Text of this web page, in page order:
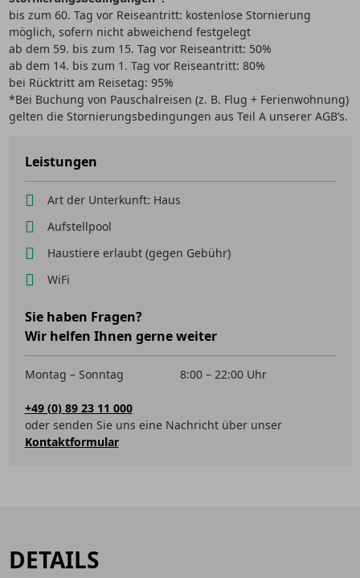
bis zum 60. Tag vor Reiseantritt: kostenlose Stornierung
möglich, sofern nicht abweichend festgelegt
ab dem 59. bis zum 15. Tag vor Reiseantritt: 50%
ab dem 14. bis zum 1. Tag vor Reiseantritt: 80%
bei Rücktritt am Reisetag: 95%
*Bei Buchung von Pauschalreisen (z. B. Flug + Ferienwohnung)
gelten die Stornierungsbedingungen aus Teil A unserer AGB’s.
Leistungen
Art der Unterkunft: Haus
Aufstellpool
Haustiere erlaubt (gegen Gebühr)
WiFi
Sie haben Fragen?
Wir helfen Ihnen gerne weiter
Montag – Sonntag 8:00 – 22:00 Uhr
+49 (0) 89 23 11 000
oder senden Sie uns eine Nachricht über unser
Kontaktformular
DETAILS